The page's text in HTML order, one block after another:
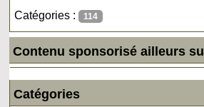
Catégories : 114
Contenu sponsorisé ailleurs
Catégories